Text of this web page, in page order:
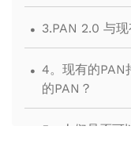
. 3.PAN 2.0 与
. 4。现有的PAN
的PAN？
5。人们是否可